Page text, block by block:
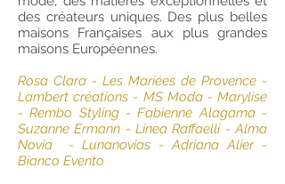
des créateurs uniques. Des plus belles
maisons Françaises aux plus grandes
maisons Européennes.
Rosa Clara - Les Mariées de Provence -
Lambert créations - MS Moda - Marylise
- Rembo Styling - Fabienne Alagama -
Suzanne Ermann - Linea Raffaelli - Alma
Novia - Lunanovias - Adriana Alier -
Bianco Evento